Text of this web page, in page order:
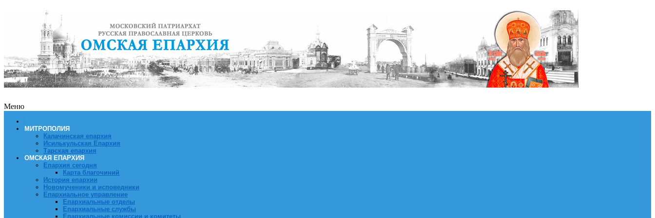
Меню
МИТРОПОЛИЯ
Калачинская епархия
Исилькульская Епархия
Тарская епархия
ОМСКАЯ ЕПАРХИЯ
Епархия сегодня
Карта благочиний
История епархии
Новомученики и исповедники
Епархиальное управление
Епархиальные отделы
Епархиальные службы
Епархиальные комиссии и комитеты